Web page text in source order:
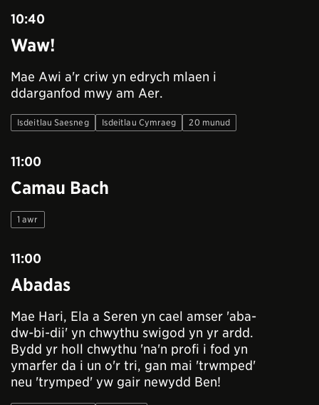
10:40
Waw!
Mae Awi a'r criw yn edrych mlaen i
ddarganfod mwy am Aer.
Isdeitlau Saesneg Isdeitlau Cymraeg 20 munud
11:00
Camau Bach
1 awr
11:00
Abadas
Mae Hari, Ela a Seren yn cael amser 'aba-
dw-bi-dii' yn chwythu swigod yn yr ardd.
Bydd yr holl chwythu 'na'n profi i fod yn
ymarfer da i un o'r tri, gan mai 'trwmped'
neu 'trymped' yw gair newydd Ben!